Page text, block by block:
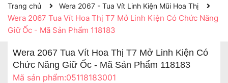
Trang chủ Wera 2067 - Tua Vít Linh Kiện Mũi Hoa Thị
Wera 2067 Tua Vít Hoa Thị T7 Mở Linh Kiện Có Chức Năng
Giữ Ốc - Mã Sản Phẩm 118183
Wera 2067 Tua Vít Hoa Thị T7 Mở Linh Kiện Có
Chức Năng Giữ Ốc - Mã Sản Phẩm 118183
Mã sản phẩm:05118183001